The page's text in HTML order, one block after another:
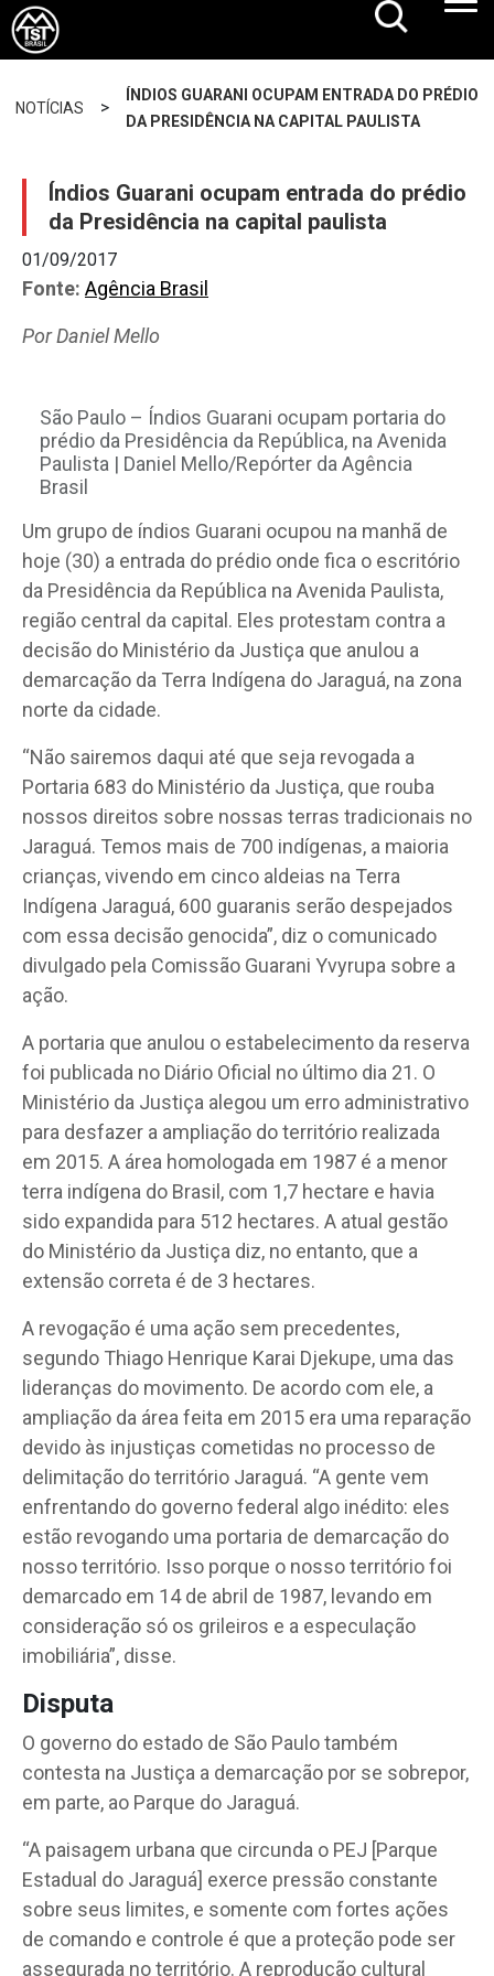
NOTÍCIAS >
ÍNDIOS GUARANI OCUPAM ENTRADA DO PRÉDIO
DA PRESIDÊNCIA NA CAPITAL PAULISTA
Índios Guarani ocupam entrada do prédio
da Presidência na capital paulista
01/09/2017
Fonte: Agência Brasil
Por Daniel Mello
São Paulo – Índios Guarani ocupam portaria do
prédio da Presidência da República, na Avenida
Paulista | Daniel Mello/Repórter da Agência
Brasil
Um grupo de índios Guarani ocupou na manhã de
hoje (30) a entrada do prédio onde fica o escritório
da Presidência da República na Avenida Paulista,
região central da capital. Eles protestam contra a
decisão do Ministério da Justiça que anulou a
demarcação da Terra Indígena do Jaraguá, na zona
norte da cidade.
“Não sairemos daqui até que seja revogada a
Portaria 683 do Ministério da Justiça, que rouba
nossos direitos sobre nossas terras tradicionais no
Jaraguá. Temos mais de 700 indígenas, a maioria
crianças, vivendo em cinco aldeias na Terra
Indígena Jaraguá, 600 guaranis serão despejados
com essa decisão genocida”, diz o comunicado
divulgado pela Comissão Guarani Yvyrupa sobre a
ação.
A portaria que anulou o estabelecimento da reserva
foi publicada no Diário Oficial no último dia 21. O
Ministério da Justiça alegou um erro administrativo
para desfazer a ampliação do território realizada
em 2015. A área homologada em 1987 é a menor
terra indígena do Brasil, com 1,7 hectare e havia
sido expandida para 512 hectares. A atual gestão
do Ministério da Justiça diz, no entanto, que a
extensão correta é de 3 hectares.
A revogação é uma ação sem precedentes,
segundo Thiago Henrique Karai Djekupe, uma das
lideranças do movimento. De acordo com ele, a
ampliação da área feita em 2015 era uma reparação
devido às injustiças cometidas no processo de
delimitação do território Jaraguá. “A gente vem
enfrentando do governo federal algo inédito: eles
estão revogando uma portaria de demarcação do
nosso território. Isso porque o nosso território foi
demarcado em 14 de abril de 1987, levando em
consideração só os grileiros e a especulação
imobiliária”, disse.
Disputa
O governo do estado de São Paulo também
contesta na Justiça a demarcação por se sobrepor,
em parte, ao Parque do Jaraguá.
“A paisagem urbana que circunda o PEJ [Parque
Estadual do Jaraguá] exerce pressão constante
sobre seus limites, e somente com fortes ações
de comando e controle é que a proteção pode ser
assegurada no território. A reprodução cultural